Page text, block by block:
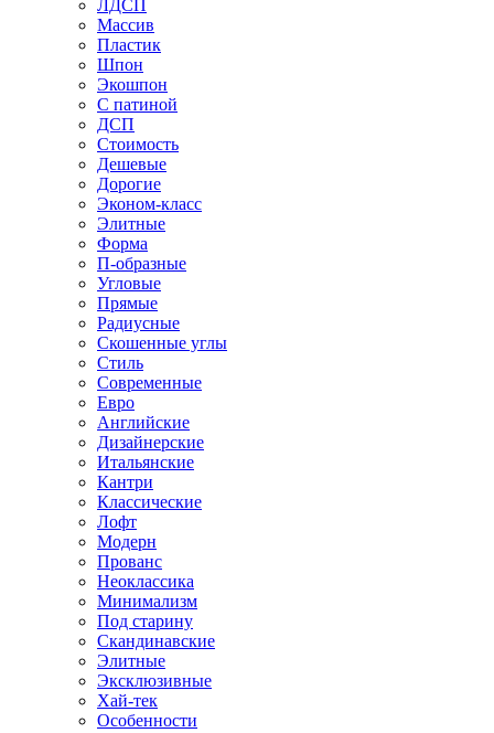
ЛДСП
Массив
Пластик
Шпон
Экошпон
С патиной
ДСП
Стоимость
Дешевые
Дорогие
Эконом-класс
Элитные
Форма
П-образные
Угловые
Прямые
Радиусные
Скошенные углы
Стиль
Современные
Евро
Английские
Дизайнерские
Итальянские
Кантри
Классические
Лофт
Модерн
Прованс
Неоклассика
Минимализм
Под старину
Скандинавские
Элитные
Эксклюзивные
Хай-тек
Особенности